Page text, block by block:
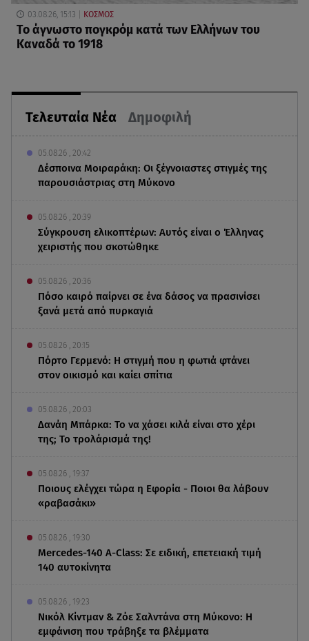
Τελευταία Νέα Δημοφιλή
05.08.26 , 20:42
Δέσποινα Μοιραράκη: Οι ξέγνοιαστες στιγμές της
παρουσιάστριας στη Μύκονο
05.08.26 , 20:39
Σύγκρουση ελικοπτέρων: Αυτός είναι ο Έλληνας
χειριστής που σκοτώθηκε
05.08.26 , 20:36
Πόσο καιρό παίρνει σε ένα δάσος να πρασινίσει
ξανά μετά από πυρκαγιά
05.08.26 , 20:15
Πόρτο Γερμενό: Η στιγμή που η φωτιά φτάνει
στον οικισμό και καίει σπίτια
05.08.26 , 20:03
Δανάη Μπάρκα: Το να χάσει κιλά είναι στο χέρι
της; Το τρολάρισμά της!
05.08.26 , 19:37
Ποιους ελέγχει τώρα η Εφορία - Ποιοι θα λάβουν
«ραβασάκι»
05.08.26 , 19:30
Mercedes-140 A-Class: Σε ειδική, επετειακή τιμή
140 αυτοκίνητα
05.08.26 , 19:23
Νικόλ Κίντμαν & Ζόε Σαλντάνα στη Μύκονο: Η
εμφάνιση που τράβηξε τα βλέμματα
03.08.26, 15:13 ΚΟΣΜΟΣ
Το άγνωστο πογκρόμ κατά των Ελλήνων του
Καναδά το 1918